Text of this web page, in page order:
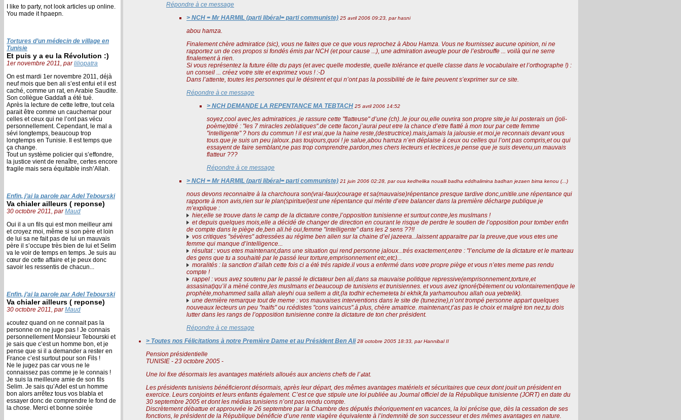
I like to party, not look articles up online.
You made it hpaepn.
Tortures d’un médecin de village en
Tunisie
Et puis y a eu la Révolution :)
1er novembre 2011, parliliopatra
On est mardi 1er novembre 2011, déjà
neuf mois que ben ali s’est enfui et il est
caché, comme un rat, en Arabie Saudite.
Son collègue Gaddafi a été tué.
Après la lecture de cette lettre, tout cela
parait être comme un cauchemar pour
celles et ceux qui ne l’ont pas vécu
personnellement. Cependant, le mal a
sévi longtemps, beaucoup trop
longtemps en Tunisie. Il est temps que
ça change.
Tout un système policier qui s’effondre,
la justice vient de renaître, certes encore
fragile mais sera équitable insh’Allah.
Enfin, j’ai la parole par Adel Tebourski
Va chialer ailleurs ( reponse)
30 octobre 2011, parMaud
Oui il a un fils qui est mon meilleur ami
et croyez moi, même si son père et loin
de lui sa ne fait pas de lui un mauvais
père il s’occupe très bien de lui et Selim
va le voir de temps en temps. Je suis au
cœur de cette affaire et je peux donc
savoir les ressentis de chacun...
Enfin, j’ai la parole par Adel Tebourski
Va chialer ailleurs ( reponse)
30 octobre 2011, parMaud
ةcoutez quand on ne connait pas la
personne on ne juge pas ! Je connais
personnellement Monsieur Tebourski et
je sais que c’est un homme bon, et je
pense que si il a demander a rester en
France c’est surtout pour son Fils !
Ne le jugez pas car vous ne le
connaissez pas comme je le connais !
Je suis la meilleure amie de son fils
Selim. Je sais qu’Adel est un homme
bon alors arrêtez tous vos blabla et
essayer donc de comprendre le fond de
la chose. Merci et bonne soirée
Répondre à ce message
> NCH = Mr HARMIL (parti libéral= parti communiste) 25 avril 2006 09:23, parhasni
abou hamza.
Finalement chère admiratice (sic), vous ne faites que ce que vous reprochez à Abou Hamza. Vous ne fournissez aucune opinion, ni ne
rapportez un de ces propos si fondés émis par NCH (et pour cause ...), une admiration aveugle pour de l’esbrouffe ... voilà qui ne serre
finalement à rien.
Si vous représentez la future élite du pays (et avec quelle modestie, quelle tolérance et quelle classe dans le vocabulaire et l’orthographe !) :
un conseil ... créez votre site et exprimez vous ! :-D
Dans l’attente, toutes les personnes qui le désirent et qui n’ont pas la possibilité de le faire peuvent s’exprimer sur ce site.
Répondre à ce message
> NCH DEMANDE LA REPENTANCE MA TEBTACH 25 avril 2006 14:52
soyez,cool avec,les admiratrices..je rassure cette "flatteuse" d’une (ch)..le jour ou,elle ouvrira son propre site,je lui posterais un (joli-
poème)titré : "les 7 miracles zeblatiques".de cette facon,j’aurai peut etre la chance d’etre flatté à mon tour par cette femme
"intelligente" ? hors du commun ! il est vrai,que la haine reste,(destructrice).mais,jamais la jalousie.et moi,je reconnais devant vous
tous.que je suis un peu jaloux..pas toujours,quoi ! je salue,abou hamza n’en déplaise à ceux ou celles qui l’ont pas compris,et ou qui
essayent de faire semblant,ne pas trop comprendre.pardon,mes chers lecteurs et lectrices.je pense que je suis devenu,un mauvais
flatteur ???
Répondre à ce message
> NCH = Mr HARMIL (parti libéral= parti communiste) 21 juin 2006 02:28, paroua kedhelika noualli badha eddhalimina badhan jezaen bima kenou (...)
nous devons reconnaitre à la charchoura son(vrai-faux)courage et sa(mauvaise)répentance presque tardive donc,unitile.une répentance qui
rapporte à mon avis,rien sur le plan(spirituel)est une répentance qui mérite d’etre balancer dans la première décharge publique.je
m’explique :
hier,elle se trouve dans le camp de la dictature contre,l’opposition tunisienne et surtout contre,les muslmans !
et depuis quelques mois,elle a décidé de changer de direction en courant le risque de perdre le soutien de l’opposition pour tomber enfin
de compte dans le piège de,ben ali.hé oui,femme "intelligente" dans les 2 sens ??!!
vos critiques "sévères" adressées au régime ben alien sur la chaine d’el jazeera...laissent apparaitre par la preuve,que vous etes une
femme qui manque d’intelligence...
résultat : vous etes maintenant,dans une situation qui rend personne jaloux...trés exactement,entre : "l’enclume de la dictature et le marteau
des gens que tu a souhaité par le passé leur torture,emprisonnement etc,etc)...
moralités : la sanction d’allah cette fois ci a été trés rapide.il vous a enfermé dans votre propre piège et vous n’etes meme pas rendu
compte !
rappel : vous avez soutenu par le passé le dictateur ben ali,dans sa mauvaise politique repressive(emprisonnement,torture,et
assasinat)qu’il a mèné contre,les muslmans et beaucoup de tunisiens et trunisiennes. et vous avez ignoré(bètement ou volontairement)que le
prophète,mohammed salla allah aleyhi oua sellem a dit,(la todhir echemeteta bi ekhik,fa yarhamouhou allah oua yebtelik).
une dernière remarque tout de meme : vos mauvaises interventions dans le site de (tunezine),n’ont trompé personne appart quelques
nouveaux lecteurs un peu "naifs" ou rcédistes "cons vaincus".à plus, chère amatrice. maintenant,t’as pas le choix et malgré ton nez,tu dois
lutter dans les rangs de l’opposition tunisienne contre la dictature de ton cher président.
Répondre à ce message
> Toutes nos Félicitations à notre Première Dame et au Président Ben Ali 28 octobre 2005 18:33, parHannibal II
Pension présidentielle
TUNISIE - 23 octobre 2005 -
Une loi fixe désormais les avantages matériels alloués aux anciens chefs de l’ةtat.
Les présidents tunisiens bénéficieront désormais, après leur départ, des mêmes avantages matériels et sécuritaires que ceux dont jouit un président en
exercice. Leurs conjoints et leurs enfants également. C’est ce que stipule une loi publiée au Journal officiel de la République tunisienne (JORT) en date du
30 septembre 2005 et dont les médias tunisiens n’ont pas rendu compte.
Discrètement débattue et approuvée le 26 septembre par la Chambre des députés théoriquement en vacances, la loi précise que, dès la cessation de ses
fonctions, le président de la République bénéficie d’une rente viagère équivalente à l’indemnité de son successeur et des mêmes avantages en nature.